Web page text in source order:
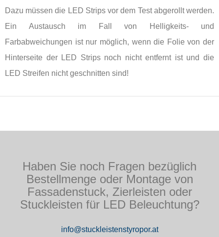
Dazu müssen die LED Strips vor dem Test abgerollt werden.
Ein Austausch im Fall von Helligkeits- und
Farbabweichungen ist nur möglich, wenn die Folie von der
Hinterseite der LED Strips noch nicht entfernt ist und die
LED Streifen nicht geschnitten sind!
Haben Sie noch Fragen bezüglich
Bestellmenge oder Montage von
Fassadenstuck, Zierleisten oder
Stuckleisten für LED Beleuchtung?
info@stuckleistenstyropor.at